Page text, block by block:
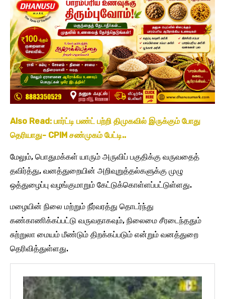
Also Read: பார்ட்டி பண்ட் பற்றி திமுகவில் இருக்கும் போது
தெரியாது- CPIM சண்முகம் பேட்டி..
மேலும், பொதுமக்கள் யாரும் அருவிப் பகுதிக்கு வருவதைத்
தவிர்த்து, வனத்துறையின் அறிவுறுத்தல்களுக்கு முழு
ஒத்துழைப்பு வழங்குமாறும் கேட்டுக்கொள்ளப்பட்டுள்ளது.
மழையின் நிலை மற்றும் நீர்வரத்து தொடர்ந்து
கண்காணிக்கப்பட்டு வருவதாகவும், நிலைமை சீரடைந்ததும்
சுற்றுலா மையம் மீண்டும் திறக்கப்படும் என்றும் வனத்துறை
தெரிவித்துள்ளது.